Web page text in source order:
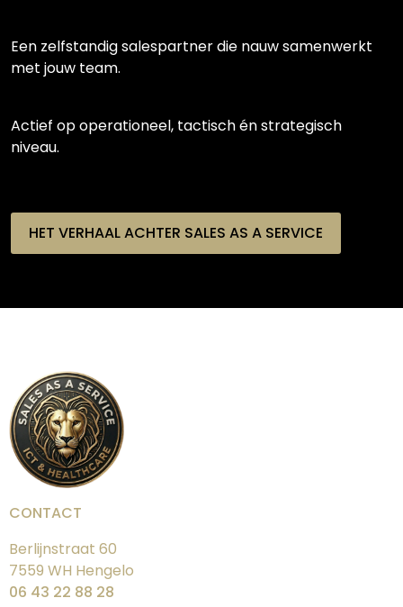
Een zelfstandig salespartner die nauw samenwerkt
met jouw team.
Actief op operationeel, tactisch én strategisch
niveau.
HET VERHAAL ACHTER SALES AS A SERVICE
CONTACT
Berlijnstraat 60
7559 WH Hengelo
06 43 22 88 28